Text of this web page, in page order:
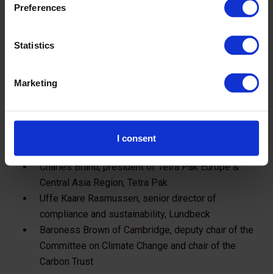
Preferences
Statistics
Marketing
I consent
险、发现机遇以及加强气候领导力的因素等。
Mark Evans, chief executive officer, O2 (Telefónica
Steve Martineau, UNFCCC COP26 climate
Dr Marcia Balisciano, chair of the UN Global Compact
Network UK and head of corporate responsibility,
Charles Brand, president of Tetra Pak Europe &
Central Asia Region​, Tetra Pak​
Uffe Kaare Rasmussen, senior director of
compliance and sustainability, Lundbeck
Baroness Brown of Cambridge, deputy chair of the
Committee on Climate Change and chair of the
Carbon Trust